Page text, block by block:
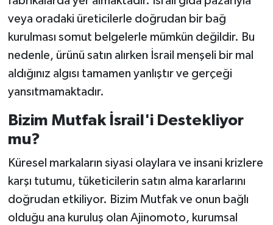
veya oradaki üreticilerle doğrudan bir bağ
kurulması somut belgelerle mümkün değildir. Bu
nedenle, ürünü satın alırken İsrail menşeli bir mal
aldığınız algısı tamamen yanlıştır ve gerçeği
yansıtmamaktadır.
Bizim Mutfak İsrail'i Destekliyor
mu?
Küresel markaların siyasi olaylara ve insani krizlere
karşı tutumu, tüketicilerin satın alma kararlarını
doğrudan etkiliyor. Bizim Mutfak ve onun bağlı
olduğu ana kuruluş olan Ajinomoto, kurumsal